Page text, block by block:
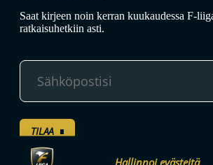
Hallinnoi evästeitä
Saat kirjeen noin kerran kuukaudessa F-
ratkaisuhetkiin asti.
TILAA